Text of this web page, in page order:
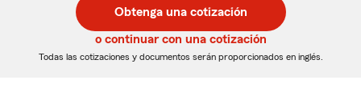
de
5
dígitos
de
5
dígitos
Obtenga una cotización
o continuar con una cotización
Todas las cotizaciones y documentos serán proporcionados en inglés.